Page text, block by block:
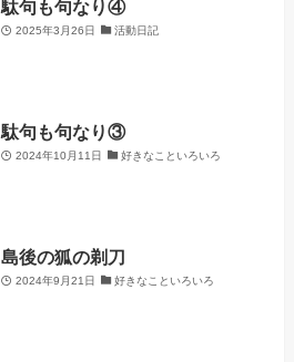
駄句も句なり④
2025年3月26日 活動日記
駄句も句なり③
2024年10月11日 好きなこといろいろ
島後の狐の剃刀
2024年9月21日 好きなこといろいろ